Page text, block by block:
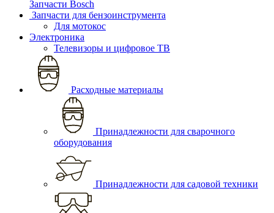
Запчасти Bosch
Запчасти для бензоинструмента
Для мотокос
Электроника
Телевизоры и цифровое ТВ
Расходные материалы
Принадлежности для сварочного
оборудования
Принадлежности для садовой техники